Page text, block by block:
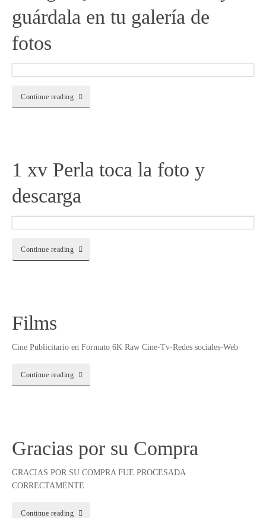
guárdala en tu galería de
fotos
Continue reading
1 xv Perla toca la foto y
descarga
Continue reading
Films
Cine Publicitario en Formato 6K Raw Cine-Tv-Redes sociales-Web
Continue reading
Gracias por su Compra
GRACIAS POR SU COMPRA FUE PROCESADA
CORRECTAMENTE
Continue reading